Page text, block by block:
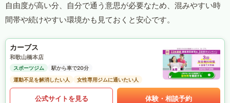
自由度が高い分、自分で通う意思が必要なため、混みやすい時
間帯や続けやすい環境かも見ておくと安心です。
カーブス
和歌山橋本店
スポーツジム
駅から車で20分
運動不足を解消したい人
女性専用ジムに通いたい人
公式サイトを見る 体験・相談予約